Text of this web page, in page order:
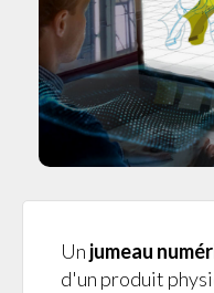
Un jumeau
d'un produit